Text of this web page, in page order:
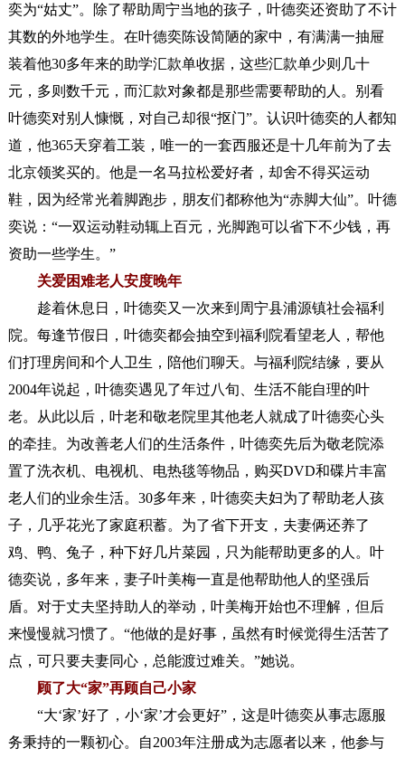
奕为“姑丈”。除了帮助周宁当地的孩子，叶德奕还资助了不计
其数的外地学生。在叶德奕陈设简陋的家中，有满满一抽屉
装着他30多年来的助学汇款单收据，这些汇款单少则几十
元，多则数千元，而汇款对象都是那些需要帮助的人。别看
叶德奕对别人慷慨，对自己却很“抠门”。认识叶德奕的人都知
道，他365天穿着工装，唯一的一套西服还是十几年前为了去
北京领奖买的。他是一名马拉松爱好者，却舍不得买运动
鞋，因为经常光着脚跑步，朋友们都称他为“赤脚大仙”。叶德
奕说：“一双运动鞋动辄上百元，光脚跑可以省下不少钱，再
资助一些学生。”
关爱困难老人安度晚年
趁着休息日，叶德奕又一次来到周宁县浦源镇社会福利
院。每逢节假日，叶德奕都会抽空到福利院看望老人，帮他
们打理房间和个人卫生，陪他们聊天。与福利院结缘，要从
2004年说起，叶德奕遇见了年过八旬、生活不能自理的叶
老。从此以后，叶老和敬老院里其他老人就成了叶德奕心头
的牵挂。为改善老人们的生活条件，叶德奕先后为敬老院添
置了洗衣机、电视机、电热毯等物品，购买DVD和碟片丰富
老人们的业余生活。30多年来，叶德奕夫妇为了帮助老人孩
子，几乎花光了家庭积蓄。为了省下开支，夫妻俩还养了
鸡、鸭、兔子，种下好几片菜园，只为能帮助更多的人。叶
德奕说，多年来，妻子叶美梅一直是他帮助他人的坚强后
盾。对于丈夫坚持助人的举动，叶美梅开始也不理解，但后
来慢慢就习惯了。“他做的是好事，虽然有时候觉得生活苦了
点，可只要夫妻同心，总能渡过难关。”她说。
顾了大“家”再顾自己小家
“大‘家’好了，小‘家’才会更好”，这是叶德奕从事志愿服
务秉持的一颗初心。自2003年注册成为志愿者以来，他参与